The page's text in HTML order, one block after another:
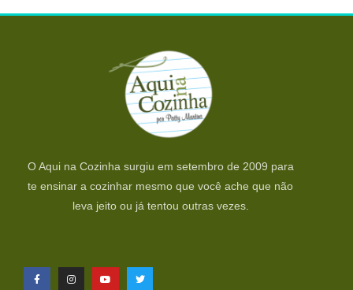
O Aqui na Cozinha surgiu em setembro de 2009 para
te ensinar a cozinhar mesmo que você ache que não
leva jeito ou já tentou outras vezes.